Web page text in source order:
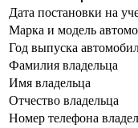
Дата постановки на
Марка и модель
Год выпуска
Фамилия владельца
Имя владельца
Отчество владельца
Номер телефона